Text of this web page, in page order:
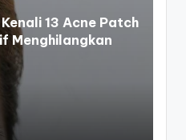
13 Acne Patch
Menghilangkan